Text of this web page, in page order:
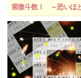
紫微斗数Ⅰ ～恐いほど